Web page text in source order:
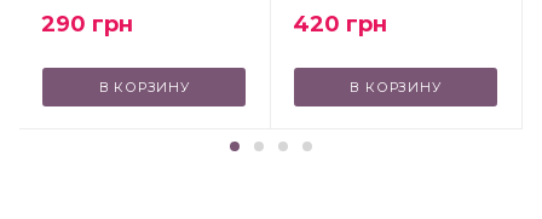
290 грн
В КОРЗИНУ
420 грн
В КОРЗИНУ